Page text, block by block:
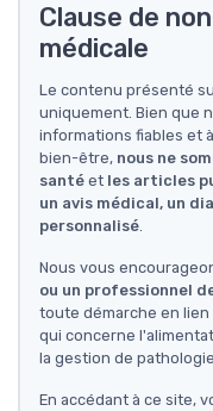
Clause de
médicale
Le contenu présenté
uniquement. Bien que
informations fiables et
bien-être, nous ne
santé et les articles
un avis médical, un
personnalisé
Nous vous
ou un professionnel
toute démarche en
qui concerne
la gestion de
En accédant à ce site,